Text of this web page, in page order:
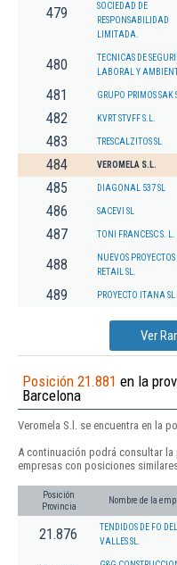
479
SOCIEDAD DE
RESPONSABILIDAD
LIMITADA.
480
TECNICAS DE
LABORAL Y
481 GRUPO PRIMOS SAK
482 KVRT STVFF S.L.
483 TRESCALZITOS SL
484 VEROMELA S.L.
485 DIAGONAL 537 SL
486 SACEVI SL
487 TONI FRANCESC S. L.
488
NUEVOS PROYECTOS
RETAIL SL.
489 PROYECTO ITANA SL
Ver
Posición 21.881 en la
Barcelona
Veromela S.l. se encuentra en la
A continuación podrá consultar la
empresas con posiciones
Posición
Provincia
Nombre de la
21.876
TENDIDOS DE FO DEL
VALLES SL.